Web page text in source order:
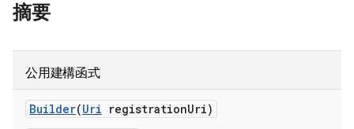
摘要
公用建構函式
Builder(Uri registrationUri)